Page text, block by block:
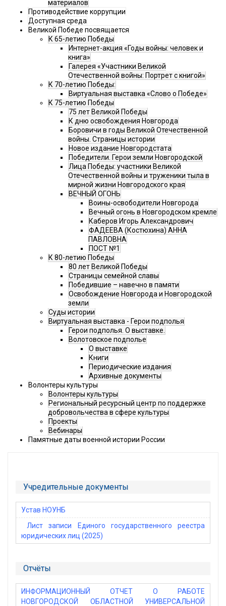
материалов
Противодействие коррупции
Доступная среда
Великой Победе посвящается
К 65-летию Победы
Интернет-акция «Годы войны: человек и
книга»
Галерея «Участники Великой
Отечественной войны: Портрет с книгой»
К 70-летию Победы:
Виртуальная выставка «Слово о Победе»
К 75-летию Победы
75 лет Великой Победы
К дню освобождения Новгорода
Боровичи в годы Великой Отечественной
войны. Страницы истории
Новое издание Новгородстата
Победители. Герои земли Новгородской
Лица Победы: участники Великой
Отечественной войны и труженики тыла в
мирной жизни Новгородского края
ВЕЧНЫЙ ОГОНЬ
Воины-освободители Новгорода
Вечный огонь в Новгородском кремле
Каберов Игорь Александрович
ФАДЕЕВА (Костюхина) АННА
ПАВЛОВНА
ПОСТ №1
К 80-летию Победы
80 лет Великой Победы
Страницы семейной славы
Победившие – навечно в памяти
Освобождение Новгорода и Новгородской
земли
Суды истории
Виртуальная выставка - Герои подполья
Герои подполья. О выставке.
Волотовское подполье
О выставке
Книги
Периодические издания
Архивные документы
Волонтеры культуры
Волонтеры культуры
Региональный ресурсный центр по поддержке
добровольчества в сфере культуры
Проекты
Вебинары
Памятные даты военной истории России
Учредительные документы
Устав НОУНБ
Лист записи Единого государственного реестра
юридических лиц (2025)
Отчёты
ИНФОРМАЦИОННЫЙ ОТЧЕТ О РАБОТЕ
НОВГОРОДСКОЙ ОБЛАСТНОЙ УНИВЕРСАЛЬНОЙ